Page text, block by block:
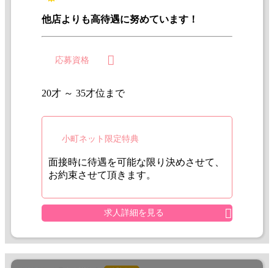
他店よりも高待遇に努めています！
応募資格
20才 ～ 35才位まで
小町ネット限定特典
面接時に待遇を可能な限り決めさせて、
お約束させて頂きます。
求人詳細を見る